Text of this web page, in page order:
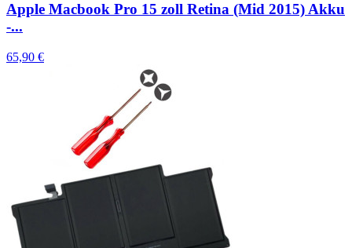
Apple Macbook Pro 15 zoll Retina (Mid 2015) Akku
-...
65,90 €